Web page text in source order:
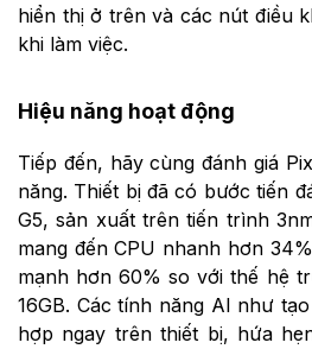
hiển thị ở trên và các nút điều
khi làm việc.
Hiệu năng hoạt động
Tiếp đến, hãy cùng đánh giá
năng. Thiết bị đã có bước tiến
G5, sản xuất trên tiến trình
mang đến CPU nhanh hơn
mạnh hơn 60% so với thế hệ
16GB. Các tính năng AI như
hợp ngay trên thiết bị, hứa